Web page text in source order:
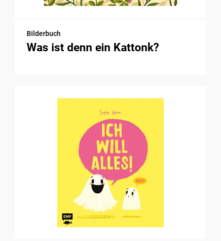
Bilderbuch
Was ist denn ein Kattonk?